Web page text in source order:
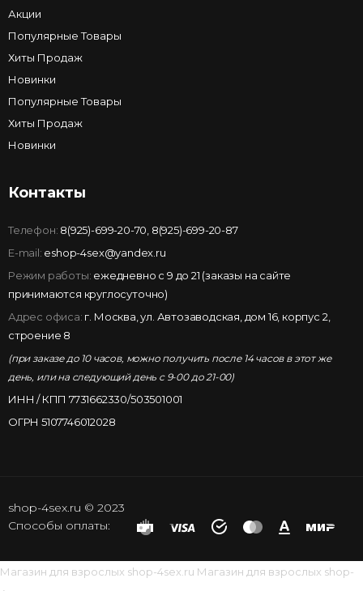
Акции
Популярные Товары
Хиты Продаж
Новинки
Популярные Товары
Хиты Продаж
Новинки
Контакты
Телефон: 8(925)-699-20-70 8(925)-699-20-87
E-mail: eshop-4sex@yandex.ru
Режим работы: ежедневно с 9 до 21 (заказы на сайте
принимаются круглосуточно)
Адрес офиса: г. Москва, ул. Автозаводская, дом 16, корпус 2,
строение 8
(при заказе до 10 часов, можно получить после 14 часов в этот же
день, или на следующий день с 9-00 до 21-00)
ИНН / КПП 7731662330/503501001
ОГРН 5107746012028
shop-4sex.ru © 2023
Способы оплаты:
Магазин для взрослых shop-4sex.ru Магазин для взрослых shop-